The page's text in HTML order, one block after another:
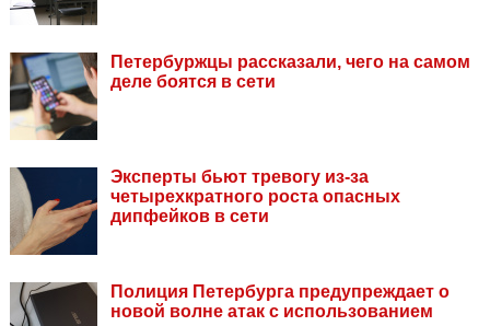
Петербуржцы рассказали, чего на самом
деле боятся в сети
Эксперты бьют тревогу из-за
четырехкратного роста опасных
дипфейков в сети
Полиция Петербурга предупреждает о
новой волне атак с использованием